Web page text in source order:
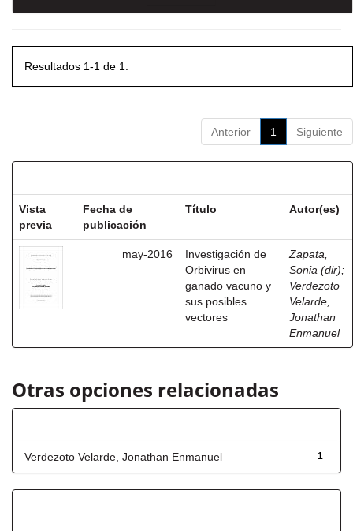
Resultados 1-1 de 1.
Anterior 1 Siguiente
Vista
previa
Fecha de
publicación
Título Autor(es)
may-2016
Investigación de
Orbivirus en
ganado vacuno y
sus posibles
vectores
Zapata,
Sonia (dir);
Verdezoto
Velarde,
Jonathan
Enmanuel
Otras opciones relacionadas
1
Verdezoto Velarde, Jonathan Enmanuel